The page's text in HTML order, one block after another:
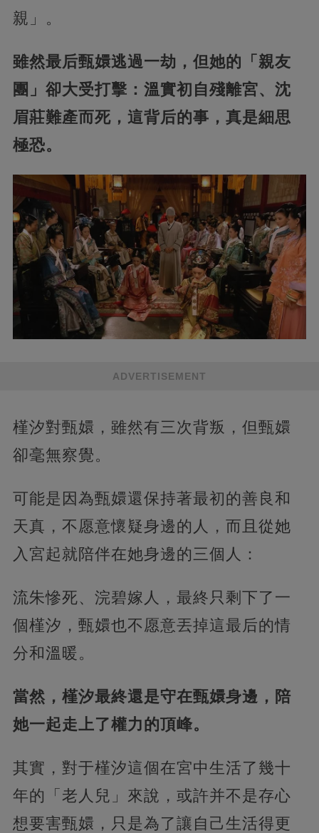
親」。
雖然最后甄嬛逃過一劫，但她的「親友
團」卻大受打擊：溫實初自殘離宮、沈
眉莊難產而死，這背后的事，真是細思
極恐。
ADVERTISEMENT
槿汐對甄嬛，雖然有三次背叛，但甄嬛
卻毫無察覺。
可能是因為甄嬛還保持著最初的善良和
天真，不愿意懷疑身邊的人，而且從她
入宮起就陪伴在她身邊的三個人：
流朱慘死、浣碧嫁人，最終只剩下了一
個槿汐，甄嬛也不愿意丟掉這最后的情
分和溫暖。
當然，槿汐最終還是守在甄嬛身邊，陪
她一起走上了權力的頂峰。
其實，對于槿汐這個在宮中生活了幾十
年的「老人兒」來說，或許并不是存心
想要害甄嬛，只是為了讓自己生活得更